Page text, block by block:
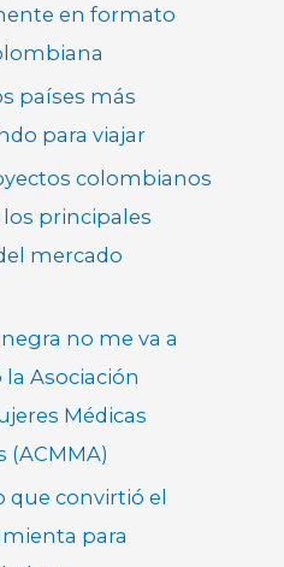
en formato
países más
para viajar
colombianos
principales
mercado
no me va a
la Asociación
Médicas
(ACMMA)
que convirtió el
para